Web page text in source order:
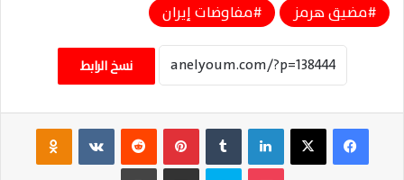
مضيق هرمز
مفاوضات إيران
نسخ الرابط
فيسبوك ‫X لينكدإن بينتيريست ‏VKontakte
سكايب مشاركة عبر البريد طباعة